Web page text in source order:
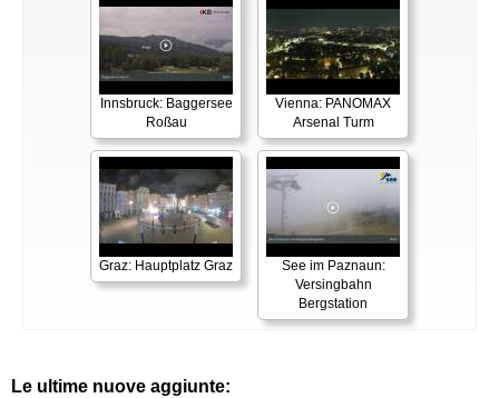
Innsbruck: Baggersee
Roßau
Vienna: PANOMAX
Arsenal Turm
Graz: Hauptplatz Graz
See im Paznaun:
Versingbahn
Bergstation
Le ultime nuove aggiunte: